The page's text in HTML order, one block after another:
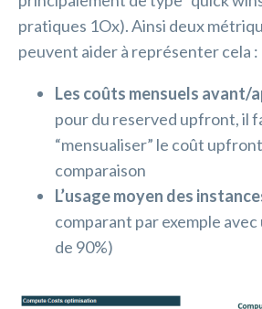
pratiques 1Ox). Ainsi deux
peuvent aider à représenter cela :
Les coûts mensuels avant/
pour du reserved upfront, il
“mensualiser” le coût
comparaison
L’usage moyen des
comparant par exemple
de 90%)